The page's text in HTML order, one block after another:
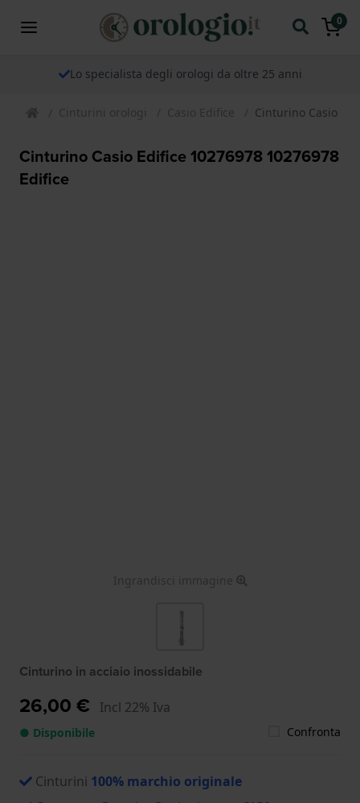
0
Lo specialista degli orologi da oltre 25 anni
Cinturini orologi Casio Edifice Cinturino Casio
Cinturino Casio Edifice 10276978 10276978
Edifice
Ingrandisci immagine
Cinturino in acciaio inossidabile
26,00 € Incl 22% Iva
● Disponibile Confronta
Cinturini 100% marchio originale